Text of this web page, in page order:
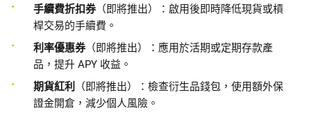
手續費折扣券（即將推出）：啟用後即時降低現貨或槓
桿交易的手續費。
利率優惠券（即將推出）：應用於活期或定期存款產
品，提升 APY 收益。
期貨紅利
（即將推出）：檢查衍生品錢包，使用額外保
證金開倉，減少個人風險。